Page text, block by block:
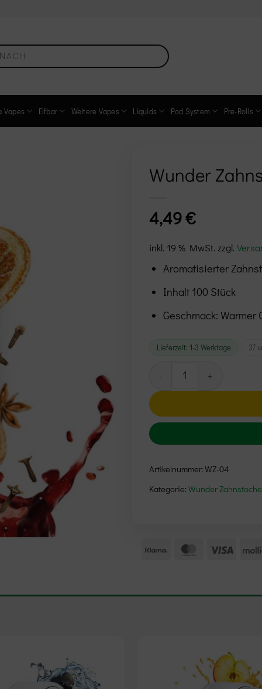
Vapes Elfbar Weitere Vapes Liquids Pod System Pre-Rolls
Wunder
4,49€
inkl. 19 % MwSt. zzgl.
Aromatisierter
Inhalt 100 Stück
Geschmack: Warmer
Lieferzeit: 1-3 Werktage 37
Alternative:
Artikelnummer: WZ-04
Kategorie: Wunder
Klarna MasterCard
Visa
Add to
wishlist